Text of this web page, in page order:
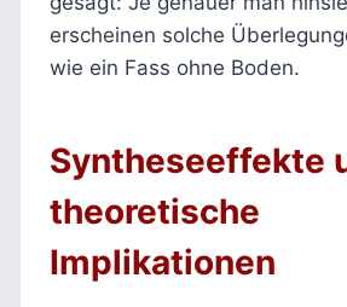
erscheinen solche
wie ein Fass ohne Boden.
Syntheseeffekte
theoretische
Implikationen